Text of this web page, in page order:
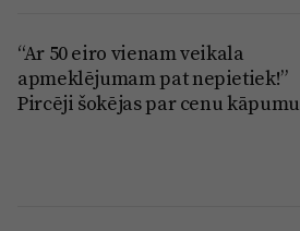
“Ar 50 eiro vienam veikala
apmeklējumam pat nepietiek!”
Pircēji šokējas par cenu kāpumu